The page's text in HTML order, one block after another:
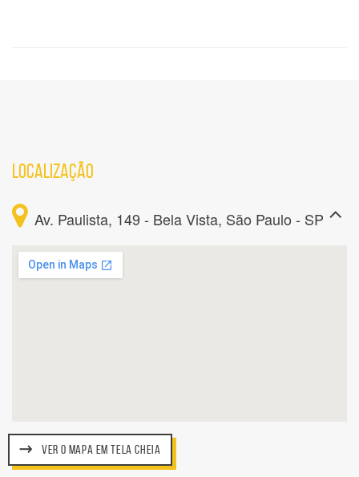
LOCALIZAÇÃO
Av. Paulista, 149 - Bela Vista, São Paulo - SP
VER O MAPA EM TELA CHEIA